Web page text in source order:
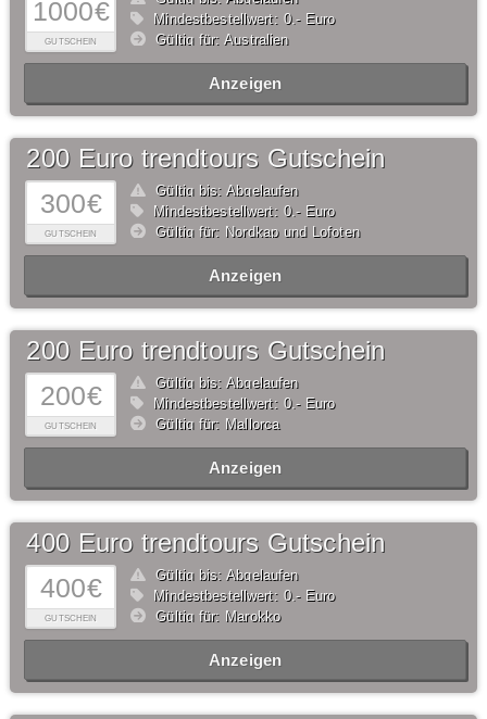
1000€
GUTSCHEIN
Mindestbestellwert: 0,- Euro
Gültig für: Australien
Anzeigen
300€
GUTSCHEIN
200 Euro trendtours Gutschein
Gültig bis: Abgelaufen
Mindestbestellwert: 0,- Euro
Gültig für: Nordkap und Lofoten
Anzeigen
200€
GUTSCHEIN
200 Euro trendtours Gutschein
Gültig bis: Abgelaufen
Mindestbestellwert: 0,- Euro
Gültig für: Mallorca
Anzeigen
400€
GUTSCHEIN
400 Euro trendtours Gutschein
Gültig bis: Abgelaufen
Mindestbestellwert: 0,- Euro
Gültig für: Marokko
Anzeigen